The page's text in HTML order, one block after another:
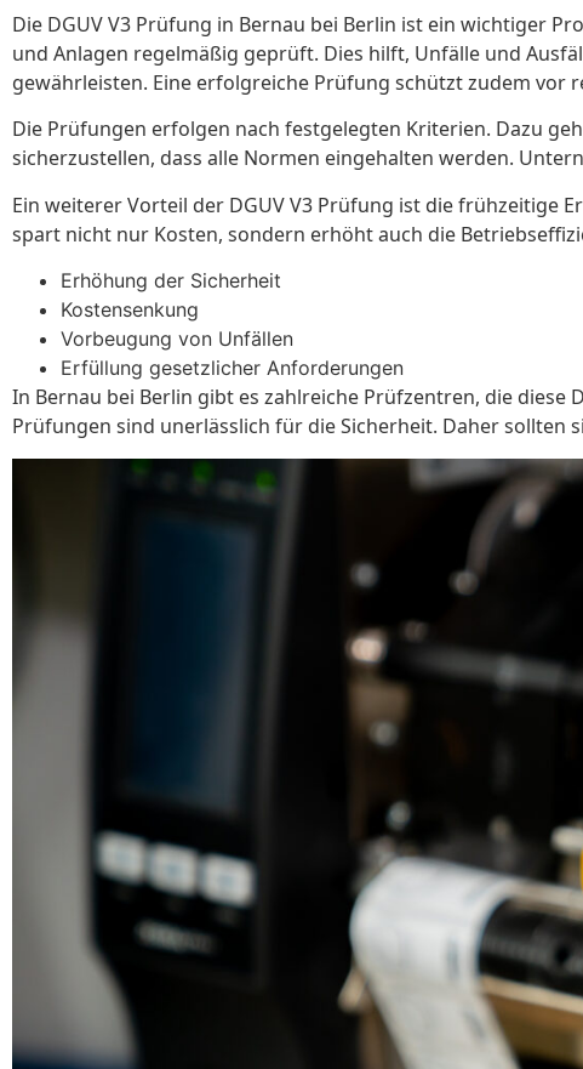
Die DGUV V3 Prüfung in Bernau bei Berlin ist ein wichtiger
und Anlagen regelmäßig geprüft. Dies hilft, Unfälle und
gewährleisten. Eine erfolgreiche Prüfung schützt zudem vor
Die Prüfungen erfolgen nach festgelegten Kriterien. Dazu
sicherzustellen, dass alle Normen eingehalten werden.
Ein weiterer Vorteil der DGUV V3 Prüfung ist die frühzeitige
spart nicht nur Kosten, sondern erhöht auch die
Erhöhung der Sicherheit
Kostensenkung
Vorbeugung von Unfällen
Erfüllung gesetzlicher Anforderungen
In Bernau bei Berlin gibt es zahlreiche Prüfzentren, die
Prüfungen sind unerlässlich für die Sicherheit. Daher